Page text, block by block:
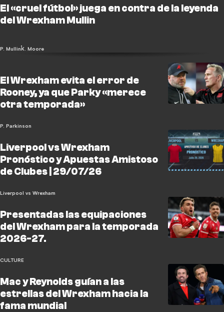
El «cruel fútbol» juega en contra de la leyenda
del Wrexham Mullin
P. MullinK. Moore
El Wrexham evita el error de
Rooney, ya que Parky «merece
otra temporada»
P. Parkinson
Liverpool vs Wrexham
Pronóstico y Apuestas Amistoso
de Clubes | 29/07/26
Liverpool vs Wrexham
Presentadas las equipaciones
del Wrexham para la temporada
2026-27.
CULTURE
Mac y Reynolds guían a las
estrellas del Wrexham hacia la
fama mundial